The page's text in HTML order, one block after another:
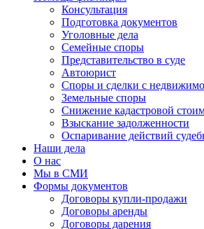
Консультация
Подготовка документов
Уголовные дела
Семейные споры
Представительство в суде
Автоюрист
Споры и сделки с
Земельные споры
Снижение кадастровой
Взыскание задолженности
Оспаривание действий
Наши дела
О нас
Мы в СМИ
Формы документов
Договоры купли-продажи
Договоры аренды
Договоры дарения